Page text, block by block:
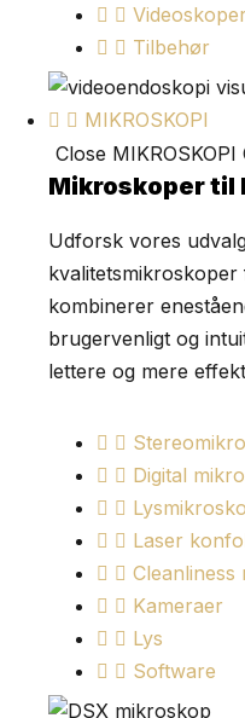
Videoskoper
Tilbehør
MIKROSKOPI
Close MIKROSKOPI
Mikroskoper
Udforsk vores
kombinerer
brugervenligt og
lettere og mere
Digital
Laser
Cleanliness
Kameraer
Lys
Software